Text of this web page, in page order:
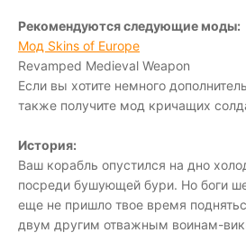
Рекомендуются следующие моды:
Мод Skins of Europe
Revamped Medieval Weapon
Если вы хотите немного
также получите мод кричащих
История:
Ваш корабль опустился на дно
посреди бушующей бури. Но боги
еще не пришло твое время
двум другим отважным воинам-